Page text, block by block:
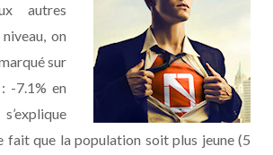
autres
on
sur
-7.1% en
fait que la population soit plus jeune (5